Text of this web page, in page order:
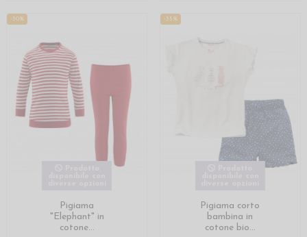
-30%
Pigiama
"Elephant" in
cotone...
-35%
Pigiama corto
bambina in
cotone bio...